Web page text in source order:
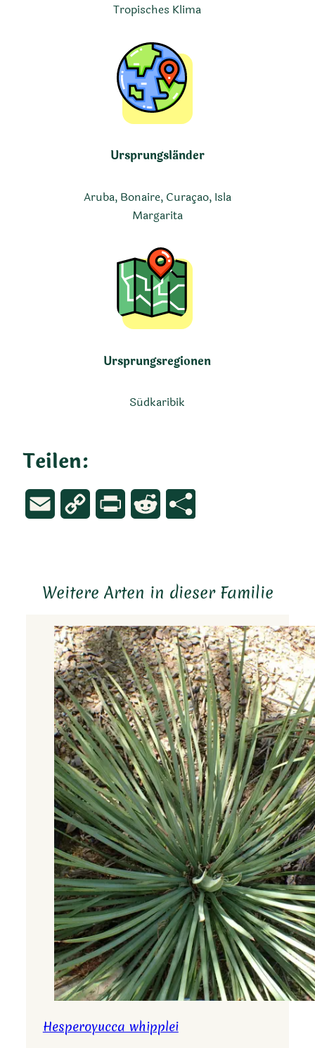
Tropisches Klima
Ursprungsländer
Aruba, Bonaire, Curaçao, Isla
Margarita
Ursprungsregionen
Südkaribik
Teilen:
Email
Copy
Print Reddit
Weitere Arten in dieser Familie
Hesperoyucca whipplei